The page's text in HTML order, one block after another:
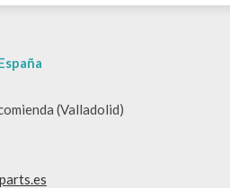
(Valladolid)